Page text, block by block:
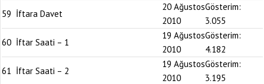
59 İftara Davet
20 Ağustos
2010
Gösterim:
3.055
60 İftar Saati – 1
19 Ağustos
2010
Gösterim:
4.182
61 İftar Saati – 2
19 Ağustos
2010
Gösterim:
3.195